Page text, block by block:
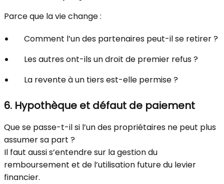
Parce que la vie change :
Comment l’un des partenaires peut-il se retirer ?
Les autres ont-ils un droit de premier refus ?
La revente à un tiers est-elle permise ?
6. Hypothèque et défaut de paiement
Que se passe-t-il si l’un des propriétaires ne peut plus
assumer sa part ?
Il faut aussi s’entendre sur la gestion du
remboursement et de l’utilisation future du levier
financier.